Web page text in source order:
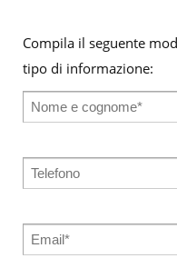
Compila il seguente
tipo di informazione: